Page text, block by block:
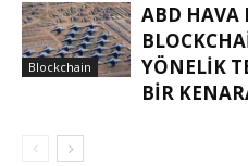
Blockchain
ABD HAVA
YÖNELIK
BIR